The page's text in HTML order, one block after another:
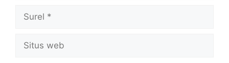
Surel
Situs
web